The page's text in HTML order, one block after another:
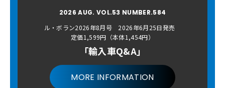
2026 AUG. VOL.53 NUMBER.584
ル・ボラン2026年8月号 2026年6月25日発売
定価1,599円（本体1,454円）
「輸入車Q&A」
MORE INFORMATION